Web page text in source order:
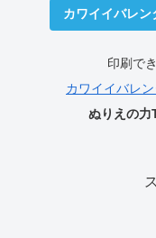
カワイイバレン
印刷で
カワイイバレ
ぬりえの力